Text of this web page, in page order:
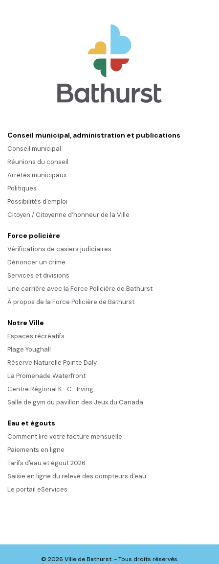
Conseil municipal, administration et publications
Conseil municipal
Réunions du conseil
Arrêtés municipaux
Politiques
Possibilités d'emploi
Citoyen / Citoyenne d’honneur de la Ville
Force policière
Vérifications de casiers judiciaires
Dénoncer un crime
Services et divisions
Une carrière avec la Force Policière de Bathurst
À propos de la Force Policière de Bathurst
Notre Ville
Espaces récréatifs
Plage Youghall
Réserve Naturelle Pointe Daly
La Promenade Waterfront
Centre Régional K.-C.-Irving
Salle de gym du pavillon des Jeux du Canada
Eau et égouts
Comment lire votre facture mensuelle
Paiements en ligne
Tarifs d'eau et égout 2026
Saisie en ligne du relevé des compteurs d'eau
Le portail eServices
© 2026 Ville de Bathurst. - Tous droits réservés.